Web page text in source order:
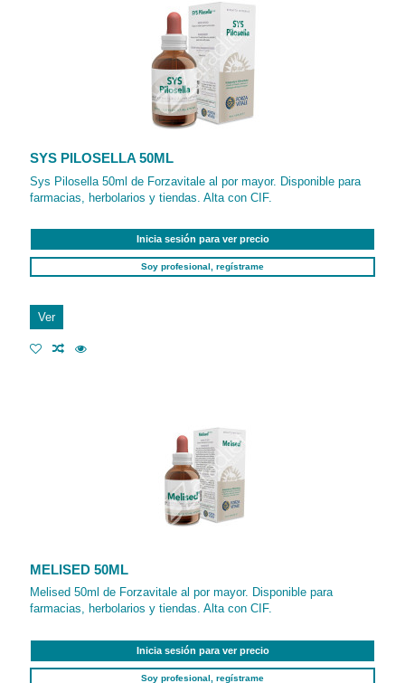
SYS PILOSELLA 50ML
Sys Pilosella 50ml de Forzavitale al por mayor. Disponible para
farmacias, herbolarios y tiendas. Alta con CIF.
Inicia sesión para ver precio
Soy profesional, regístrame
Ver
MELISED 50ML
Melised 50ml de Forzavitale al por mayor. Disponible para
farmacias, herbolarios y tiendas. Alta con CIF.
Inicia sesión para ver precio
Soy profesional, regístrame